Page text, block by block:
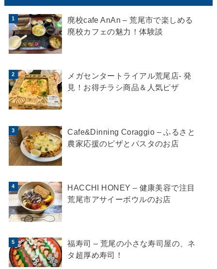
廃校cafe AnAn – 荒尾市で楽しめる
廃校カフェの魅力！体験談
メガセンタートライアル荒尾店- 発
見！お得チラシ商品＆人気ピザ
Cafe&Dinning Coraggio – ふるさと
農家応援のピザとパスタのお店
HACCHI HONEY – 健康美容で注目
荒尾市アサイーボウルのお店
福寿司 – 荒尾の小さな寿司屋の、ネ
タ超厚め寿司！